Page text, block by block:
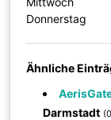
Donnerstag
Ähnliche
Darmstadt